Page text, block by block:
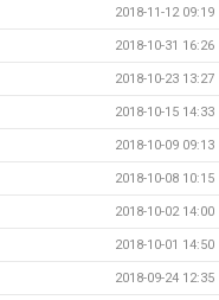
2018-11-12 09:19
2018-10-31 16:26
2018-10-23 13:27
2018-10-15 14:33
2018-10-09 09:13
2018-10-08 10:15
2018-10-02 14:00
2018-10-01 14:50
2018-09-24 12:35